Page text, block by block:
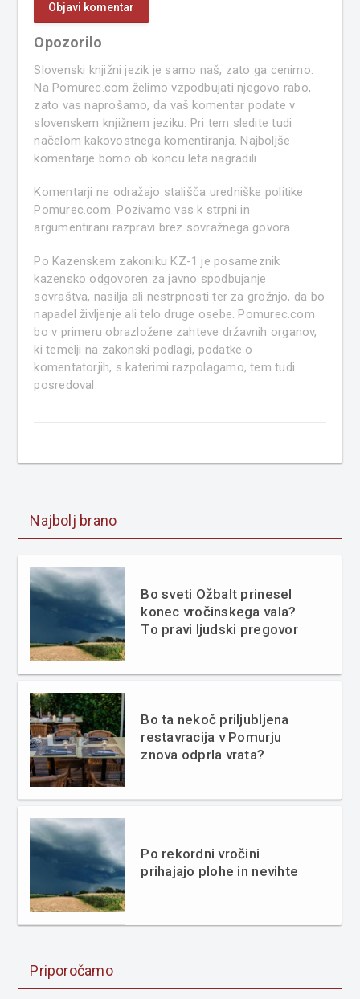
Opozorilo
Slovenski knjižni jezik je samo naš, zato ga cenimo.
Na Pomurec.com želimo vzpodbujati njegovo rabo,
zato vas naprošamo, da vaš komentar podate v
slovenskem knjižnem jeziku. Pri tem sledite tudi
načelom kakovostnega komentiranja. Najboljše
komentarje bomo ob koncu leta nagradili.
Komentarji ne odražajo stališča uredniške politike
Pomurec.com. Pozivamo vas k strpni in
argumentirani razpravi brez sovražnega govora.
Po Kazenskem zakoniku KZ-1 je posameznik
kazensko odgovoren za javno spodbujanje
sovraštva, nasilja ali nestrpnosti ter za grožnjo, da bo
napadel življenje ali telo druge osebe. Pomurec.com
bo v primeru obrazložene zahteve državnih organov,
ki temelji na zakonski podlagi, podatke o
komentatorjih, s katerimi razpolagamo, tem tudi
posredoval.
Najbolj brano
Bo sveti Ožbalt prinesel
konec vročinskega vala?
To pravi ljudski pregovor
Bo ta nekoč priljubljena
restavracija v Pomurju
znova odprla vrata?
Po rekordni vročini
prihajajo plohe in nevihte
Priporočamo